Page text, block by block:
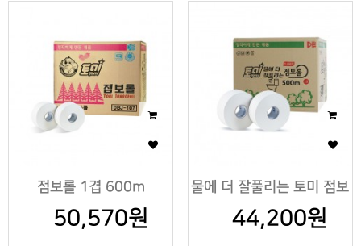
점보롤 1겹 600m
50,570원
물에 더 잘풀리는 토미 점보
롤 1겹 500m
44,200원